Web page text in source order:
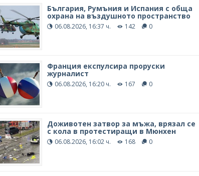
България, Румъния и Испания с обща
охрана на въздушното пространство
06.08.2026, 16:37 ч. 142 0
Франция експулсира проруски
журналист
06.08.2026, 16:20 ч. 167 0
Доживотен затвор за мъжа, врязал се
с кола в протестиращи в Мюнхен
06.08.2026, 16:02 ч. 168 0